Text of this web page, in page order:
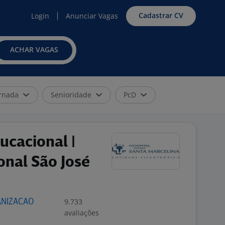
Login Anunciar Vagas Cadastrar CV
ACHAR VAGAS
Senioridade PcD
|
São José
9.733
avaliações